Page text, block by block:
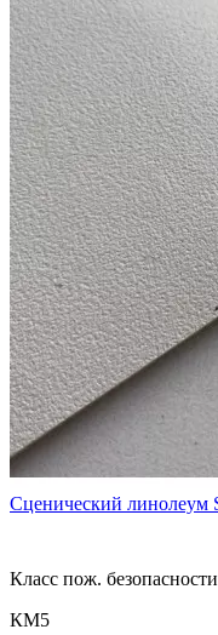
Сценический линолеум
Класс пож.
КМ5